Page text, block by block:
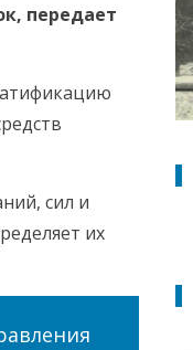
передает
сил и
их